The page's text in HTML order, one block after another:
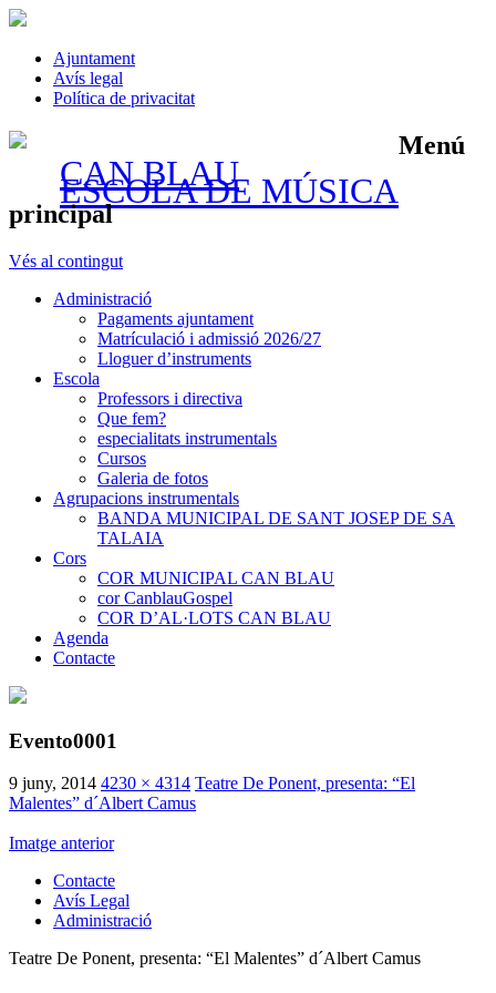
Ajuntament
Avís legal
Política de privacitat
CAN BLAU
ESCOLA DE MÚSICA
Menú
principal
Vés al contingut
Administració
Pagaments ajuntament
Matrículació i admissió 2026/27
Lloguer d’instruments
Escola
Professors i directiva
Que fem?
especialitats instrumentals
Cursos
Galeria de fotos
Agrupacions instrumentals
BANDA MUNICIPAL DE SANT JOSEP DE SA
TALAIA
Cors
COR MUNICIPAL CAN BLAU
cor CanblauGospel
COR D’AL·LOTS CAN BLAU
Agenda
Contacte
Evento0001
9 juny, 2014 4230 × 4314 Teatre De Ponent, presenta: “El
Malentes” d´Albert Camus
Imatge anterior
Contacte
Avís Legal
Administració
Teatre De Ponent, presenta: “El Malentes” d´Albert Camus